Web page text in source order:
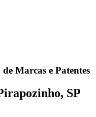
Marcas e Patentes
SP